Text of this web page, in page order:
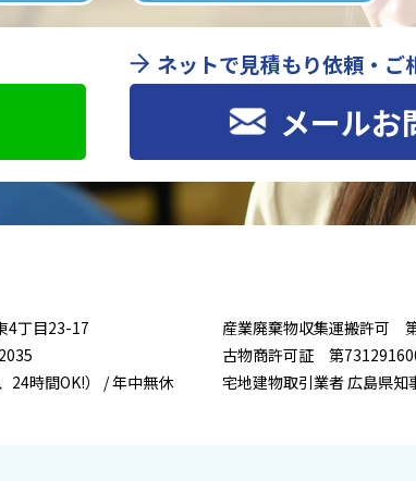
ネットで見積もり依頼・ご
メールお
4丁目23-17
24時間OK!） / 年中無休
産業廃棄物収集運搬許可
古物商許可証 第
宅地建物取引業者 広島県知